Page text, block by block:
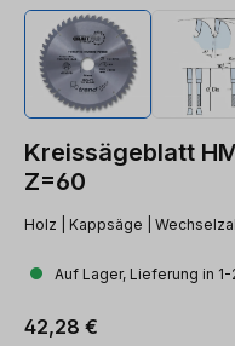
Kreissägeblatt
Z=60
Holz | Kappsäge |
Auf Lager, Lieferung in
Regulärer Preis:
42,28 €